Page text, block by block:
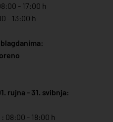
- 17:00 h
- 13:00 h
rujna - 31. svibnja:
08:00 - 18:00 h